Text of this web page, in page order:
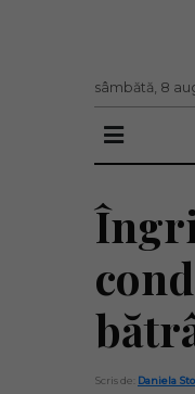
sâmbătă, 8
Scris de: Daniela